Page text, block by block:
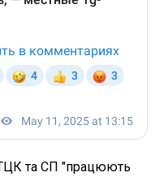
та СП "працюють